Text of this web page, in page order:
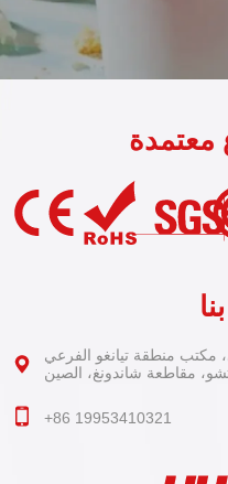
معتمدة
مقاطعة شاندونغ، الصين
+86 19953410321